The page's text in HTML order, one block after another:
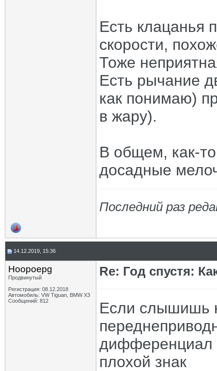
Есть клацанья
скорости,
Тоже
Есть рычание
как понимаю)
в жару).
В общем, как-
досадные
Последний раз
14.12.2019, 15:36
Hoopoepg
Продвинутый
Регистрация: 08.12.2018
Автомобиль: VW Tiguan, BMW X3
Сообщений: 812
Re: Год спустя:
Если слышишь
дифференциал
плохой знак